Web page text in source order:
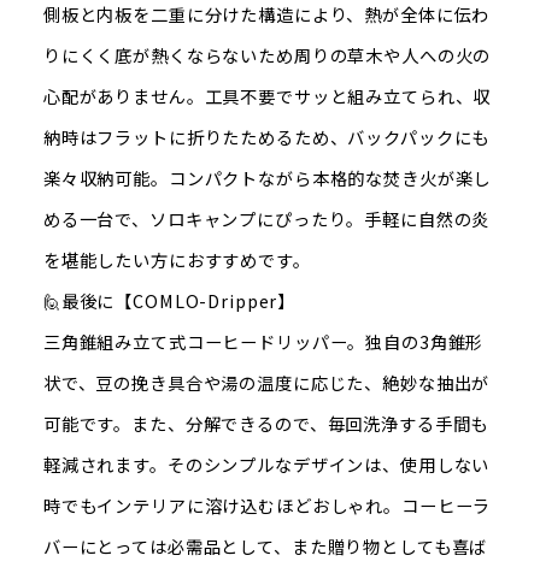
側板と内板を二重に分けた構造により、熱が全体に伝わ
りにくく底が熱くならないため周りの草木や人への火の
心配がありません。工具不要でサッと組み立てられ、収
納時はフラットに折りたためるため、バックパックにも
楽々収納可能。コンパクトながら本格的な焚き火が楽し
める一台で、ソロキャンプにぴったり。手軽に自然の炎
を堪能したい方におすすめです。
🙋最後に【COMLO-Dripper】
三角錐組み立て式コーヒードリッパー。独自の3角錐形
状で、豆の挽き具合や湯の温度に応じた、絶妙な抽出が
可能です。また、分解できるので、毎回洗浄する手間も
軽減されます。そのシンプルなデザインは、使用しない
時でもインテリアに溶け込むほどおしゃれ。コーヒーラ
バーにとっては必需品として、また贈り物としても喜ば